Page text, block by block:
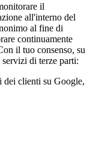
il
all'interno del
al fine di
continuamente
il tuo consenso, su
di terze parti:
dei clienti su Google,